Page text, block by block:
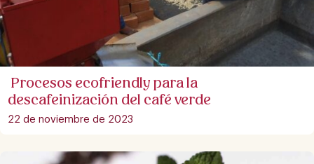
Procesos ecofriendly para la
descafeinización del café verde
22 de noviembre de 2023